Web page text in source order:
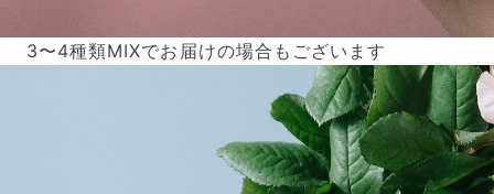
3〜4種類MIXでお届けの場合もございます